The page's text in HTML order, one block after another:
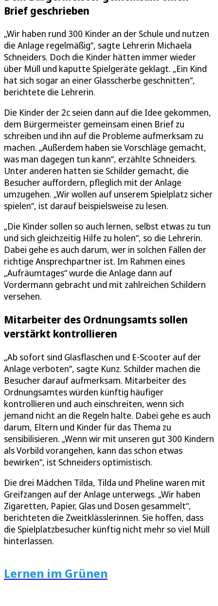
Brief geschrieben
„Wir haben rund 300 Kinder an der Schule und nutzen
die Anlage regelmäßig“, sagte Lehrerin Michaela
Schneiders. Doch die Kinder hätten immer wieder
über Müll und kaputte Spielgeräte geklagt. „Ein Kind
hat sich sogar an einer Glasscherbe geschnitten“,
berichtete die Lehrerin.
Die Kinder der 2c seien dann auf die Idee gekommen,
dem Bürgermeister gemeinsam einen Brief zu
schreiben und ihn auf die Probleme aufmerksam zu
machen. „Außerdem haben sie Vorschläge gemacht,
was man dagegen tun kann“, erzählte Schneiders.
Unter anderen hatten sie Schilder gemacht, die
Besucher auffordern, pfleglich mit der Anlage
umzugehen. „Wir wollen auf unserem Spielplatz sicher
spielen“, ist darauf beispielsweise zu lesen.
„Die Kinder sollen so auch lernen, selbst etwas zu tun
und sich gleichzeitig Hilfe zu holen“, so die Lehrerin.
Dabei gehe es auch darum, wer in solchen Fällen der
richtige Ansprechpartner ist. Im Rahmen eines
„Aufräumtages“ wurde die Anlage dann auf
Vordermann gebracht und mit zahlreichen Schildern
versehen.
Mitarbeiter des Ordnungsamts sollen
verstärkt kontrollieren
„Ab sofort sind Glasflaschen und E-Scooter auf der
Anlage verboten“, sagte Kunz. Schilder machen die
Besucher darauf aufmerksam. Mitarbeiter des
Ordnungsamtes würden künftig häufiger
kontrollieren und auch einschreiten, wenn sich
jemand nicht an die Regeln halte. Dabei gehe es auch
darum, Eltern und Kinder für das Thema zu
sensibilisieren. „Wenn wir mit unseren gut 300 Kindern
als Vorbild vorangehen, kann das schon etwas
bewirken“, ist Schneiders optimistisch.
Die drei Mädchen Tilda, Tilda und Pheline waren mit
Greifzangen auf der Anlage unterwegs. „Wir haben
Zigaretten, Papier, Glas und Dosen gesammelt“,
berichteten die Zweitklässlerinnen. Sie hoffen, dass
die Spielplatzbesucher künftig nicht mehr so viel Müll
hinterlassen.
Lernen im Grünen